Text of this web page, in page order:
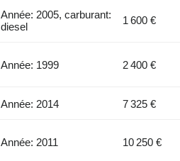
Année: 2005, carburant:
diesel
1 600 €
Année: 1999 2 400 €
Année: 2014 7 325 €
Année: 2011 10 250 €